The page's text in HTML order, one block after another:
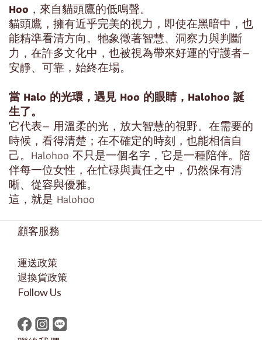
Hoo ，來自貓頭鷹的低鳴聲。
貓頭鷹，擁有近乎完美的視力，即使在黑暗中，也
能精準看清方向。牠象徵著智慧、洞察力與判斷
力，在許多文化中，也被視為帶來好運的守護者—
安靜、可靠，始終在場。
當 Halo 的光環， 遇見 Hoo 的眼睛， Halohoo 誕
生了。
它代表— 用溫柔的光，放大智慧的視野。在需要的
時候，看得清楚；在不確定的時刻，也能相信自
己。Halohoo 不只是一個名字，它是一種陪伴。陪
伴每一位女性，在忙碌與責任之中，仍然保有清
晰、從容與優雅。
這，就是 Halohoo
顧客服務
運送政策
退換貨政策
Follow Us